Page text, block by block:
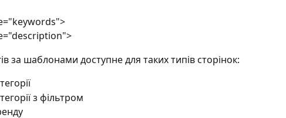
за шаблонами доступне для таких типів сторінок:
з фільтром